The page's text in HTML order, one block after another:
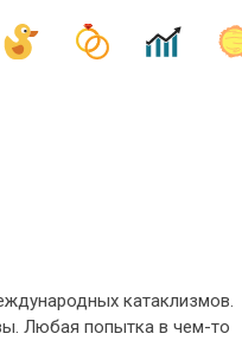
катаклизмов.
Любая попытка в чем-то